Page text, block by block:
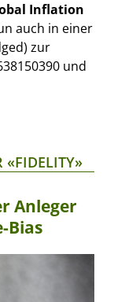
Inflation
auch in einer
zur
und
«FIDELITY»
Anleger
Bias